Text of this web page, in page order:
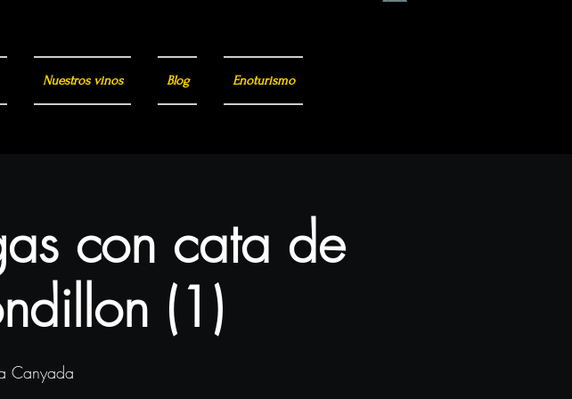
con cata de
(1)
Canyada
Nuestros vinos Blog Enoturismo